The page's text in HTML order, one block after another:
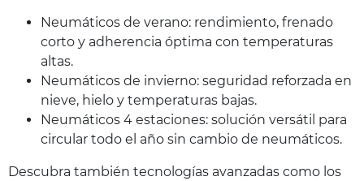
Neumáticos de verano: rendimiento, frenado
corto y adherencia óptima con temperaturas
altas.
Neumáticos de invierno: seguridad reforzada en
nieve, hielo y temperaturas bajas.
Neumáticos 4 estaciones: solución versátil para
circular todo el año sin cambio de neumáticos.
Descubra también tecnologías avanzadas como los